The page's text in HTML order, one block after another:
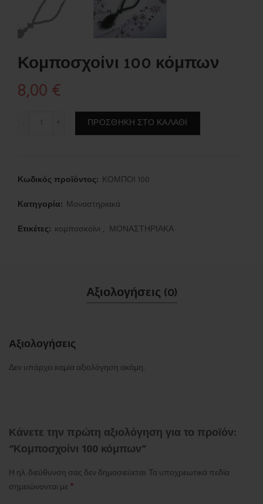
Κομποσχοίνι 100 κόμπων
8,00 €
Κομποσχοίνι 100 κόμπων ποσότητα
ΠΡΟΣΘΉΚΗ ΣΤΟ ΚΑΛΆΘΙ
Κωδικός προϊόντος: ΚΟΜΠΟΙ 100
Κατηγορία: Μοναστηριακά
Ετικέτες: κομποσκοίνι , ΜΟΝΑΣΤΗΡΙΑΚΑ
Αξιολογήσεις (0)
Αξιολογήσεις
Δεν υπάρχει καμία αξιολόγηση ακόμη.
Κάνετε την πρώτη αξιολόγηση για το προϊόν:
“Κομποσχοίνι 100 κόμπων”
Η ηλ. διεύθυνση σας δεν δημοσιεύεται.Τα υποχρεωτικά πεδία
σημειώνονται με *